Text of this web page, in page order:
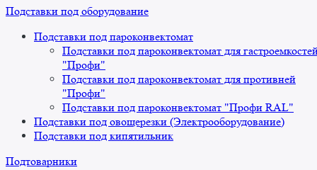
Подставки под оборудование
Подставки под пароконвектомат
Подставки под пароконвектомат для
"Профи"
Подставки под пароконвектомат для противней
"Профи"
Подставки под пароконвектомат "Профи RAL"
Подставки под овощерезки (Электрооборудование)
Подставки под кипятильник
Подтоварники